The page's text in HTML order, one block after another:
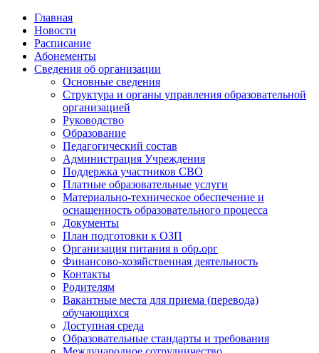
Главная
Новости
Расписание
Абонементы
Сведения об организации
Основные сведения
Структура и органы управления образовательной
организацией
Руководство
Образование
Педагогический состав
Администрация Учреждения
Поддержка участников СВО
Платные образовательные услуги
Материально-техническое обеспечение и
оснащенность образовательного процесса
Документы
План подготовки к ОЗП
Организация питания в обр.орг
Финансово-хозяйственная деятельность
Контакты
Родителям
Вакантные места для приема (перевода)
обучающихся
Доступная среда
Образовательные стандарты и требования